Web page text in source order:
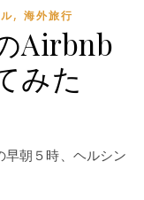
, 海外旅行
Airbnb
みた